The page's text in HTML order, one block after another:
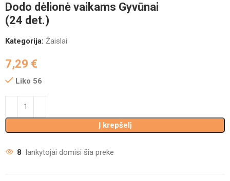
Dodo dėlionė vaikams Gyvūnai
(24 det.)
Kategorija: Žaislai
7,29 €
Liko 56
Į krepšelį
8 lankytojai domisi šia preke